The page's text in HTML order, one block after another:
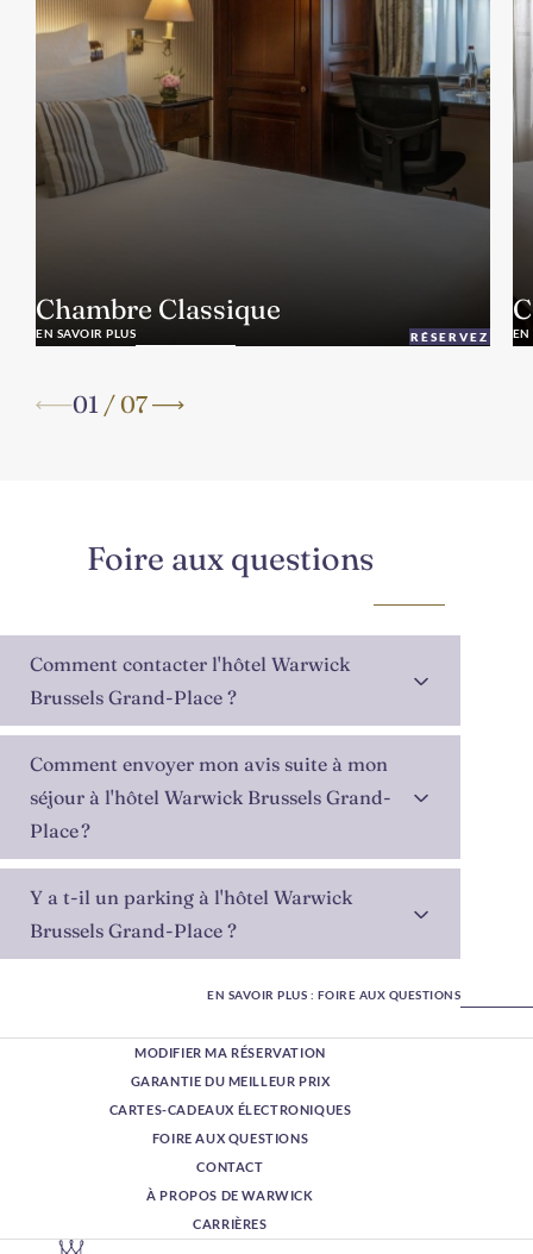
Chambre Classique
EN SAVOIR PLUS RÉSERVEZ EN
01 /07
Foire aux questions
Comment contacter l'hôtel Warwick
Brussels Grand-Place ?
Comment envoyer mon avis suite à mon
séjour à l'hôtel Warwick Brussels Grand-
Place ?
Y a t-il un parking à l'hôtel Warwick
Brussels Grand-Place ?
EN SAVOIR PLUS : FOIRE AUX QUESTIONS
MODIFIER MA RÉSERVATION
GARANTIE DU MEILLEUR PRIX
CARTES-CADEAUX ÉLECTRONIQUES
FOIRE AUX QUESTIONS
CONTACT
À PROPOS DE WARWICK
CARRIÈRES